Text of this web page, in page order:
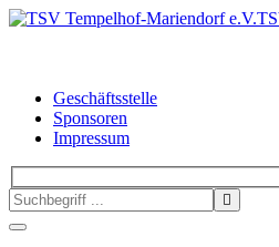
Geschäftsstelle
Sponsoren
Impressum